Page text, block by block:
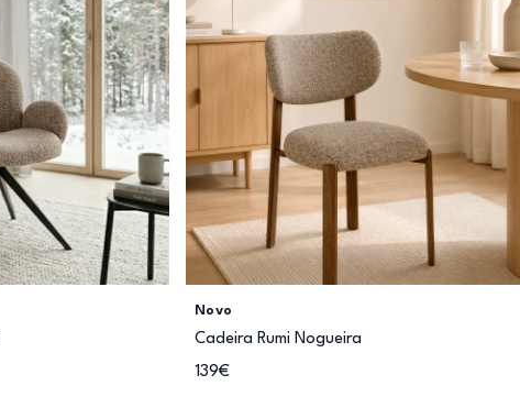
Novo
Cadeira Rumi Nogueira
139€